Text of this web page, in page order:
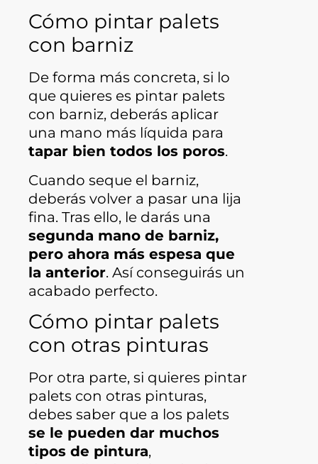
Cómo pintar palets
con barniz
De forma más concreta, si lo
que quieres es pintar palets
con barniz, deberás aplicar
una mano más líquida para
tapar bien todos los poros.
Cuando seque el barniz,
deberás volver a pasar una lija
fina. Tras ello, le darás una
segunda mano de barniz,
pero ahora más espesa que
la anterior. Así conseguirás un
acabado perfecto.
Cómo pintar palets
con otras pinturas
Por otra parte, si quieres pintar
palets con otras pinturas,
debes saber que a los palets
se le pueden dar muchos
tipos de pintura,